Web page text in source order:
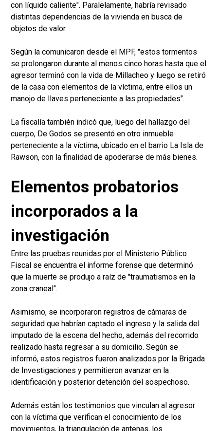
con líquido caliente". Paralelamente, habría revisado
distintas dependencias de la vivienda en busca de
objetos de valor.
Según la comunicaron desde el MPF, "estos tormentos
se prolongaron durante al menos cinco horas hasta que el
agresor terminó con la vida de Millacheo y luego se retiró
de la casa con elementos de la víctima, entre ellos un
manojo de llaves perteneciente a las propiedades".
La fiscalía también indicó que, luego del hallazgo del
cuerpo, De Godos se presentó en otro inmueble
perteneciente a la víctima, ubicado en el barrio La Isla de
Rawson, con la finalidad de apoderarse de más bienes.
Elementos probatorios
incorporados a la
investigación
Entre las pruebas reunidas por el Ministerio Público
Fiscal se encuentra el informe forense que determinó
que la muerte se produjo a raíz de "traumatismos en la
zona craneal".
Asimismo, se incorporaron registros de cámaras de
seguridad que habrían captado el ingreso y la salida del
imputado de la escena del hecho, además del recorrido
realizado hasta regresar a su domicilio. Según se
informó, estos registros fueron analizados por la Brigada
de Investigaciones y permitieron avanzar en la
identificación y posterior detención del sospechoso.
Además están los testimonios que vinculan al agresor
con la víctima que verifican el conocimiento de los
movimientos, la triangulación de antenas, los